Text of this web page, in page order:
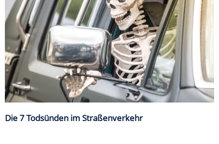
Die 7 Todsünden im Straßenverkehr